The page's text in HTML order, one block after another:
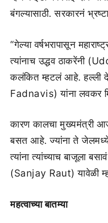
बंगल्यासाठी. सरकारनं
“गेल्या वर्षभरापासून
त्यांनाच उद्धव ठाकरेंनी
कलंकित म्हटलं आहे. हल्ली
Fadnavis) यांना लवकर
कारण कालचा मुख्यमंत्री आज
बसत आहे. ज्यांना ते जेलमध्ये
त्यांना त्यांच्याच बाजूला
(Sanjay Raut) यावेळी
महत्वाच्या बातम्या